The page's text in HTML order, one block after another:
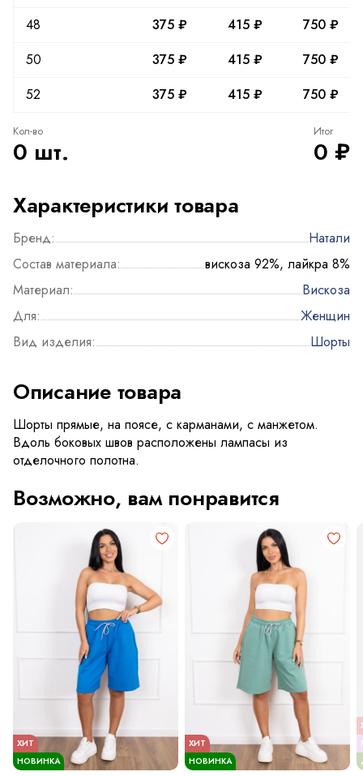
48
375 ₽ 415 ₽
750 ₽
50
375 ₽ 415 ₽
750 ₽
52
375 ₽ 415 ₽ 750 ₽
Кол-во
0 шт.
Итог
0 ₽
Характеристики товара
Бренд:
Натали
Состав материала:
вискоза 92%, лайкра 8%
Материал:
Вискоза
Для:
Женщин
Вид изделия:
Шорты
Описание товара
Шорты прямые, на поясе, с карманами, с манжетом.
Вдоль боковых швов расположены лампасы из
отделочного полотна.
Возможно, вам понравится
ХИТ
НОВИНКА
ХИТ
НОВИНКА